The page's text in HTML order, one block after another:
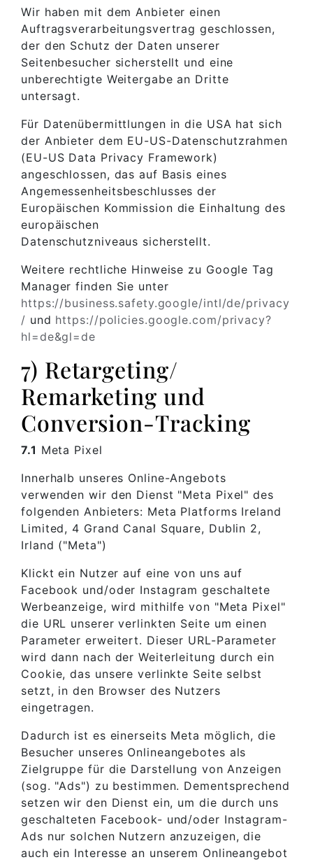
Wir haben mit dem Anbieter einen
Auftragsverarbeitungsvertrag geschlossen,
der den Schutz der Daten unserer
Seitenbesucher sicherstellt und eine
unberechtigte Weitergabe an Dritte
untersagt.
Für Datenübermittlungen in die USA hat sich
der Anbieter dem EU-US-Datenschutzrahmen
(EU-US Data Privacy Framework)
angeschlossen, das auf Basis eines
Angemessenheitsbeschlusses der
Europäischen Kommission die Einhaltung des
europäischen
Datenschutzniveaus sicherstellt.
Weitere rechtliche Hinweise zu Google Tag
Manager finden Sie unter
https://business.safety.google/intl/de/privacy
/ und https://policies.google.com/privacy?
hl=de&gl=de
7) Retargeting/
Remarketing und
Conversion-Tracking
7.1 Meta Pixel
Innerhalb unseres Online-Angebots
verwenden wir den Dienst "Meta Pixel" des
folgenden Anbieters: Meta Platforms Ireland
Limited, 4 Grand Canal Square, Dublin 2,
Irland ("Meta")
Klickt ein Nutzer auf eine von uns auf
Facebook und/oder Instagram geschaltete
Werbeanzeige, wird mithilfe von "Meta Pixel"
die URL unserer verlinkten Seite um einen
Parameter erweitert. Dieser URL-Parameter
wird dann nach der Weiterleitung durch ein
Cookie, das unsere verlinkte Seite selbst
setzt, in den Browser des Nutzers
eingetragen.
Dadurch ist es einerseits Meta möglich, die
Besucher unseres Onlineangebotes als
Zielgruppe für die Darstellung von Anzeigen
(sog. "Ads") zu bestimmen. Dementsprechend
setzen wir den Dienst ein, um die durch uns
geschalteten Facebook- und/oder Instagram-
Ads nur solchen Nutzern anzuzeigen, die
auch ein Interesse an unserem Onlineangebot